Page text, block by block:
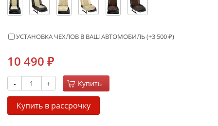
УСТАНОВКА ЧЕХЛОВ В ВАШ АВТОМОБИЛЬ (+3 500₽)
10 490 ₽
- + Купить
Купить в рассрочку